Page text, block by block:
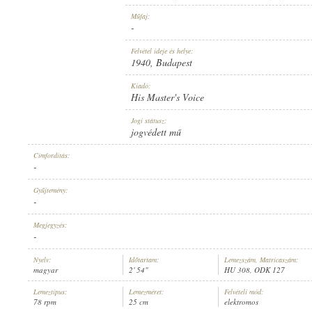
HIS MASTER'S VOICE
HU 308
Műfaj:
-
Felvétel ideje és helye:
1940, Budapest
Kiadó:
His Master's Voice
Jogi státusz:
jogvédett mű
Címfordítás:
-
Gyűjtemény:
-
Megjegyzés:
-
Nyelv:
magyar
Időtartam:
2' 54"
Lemezszám, Matricaszám:
HU 308, ODK 127
Lemeztípus:
78 rpm
Lemezméret:
25 cm
Felvételi mód:
elektromos